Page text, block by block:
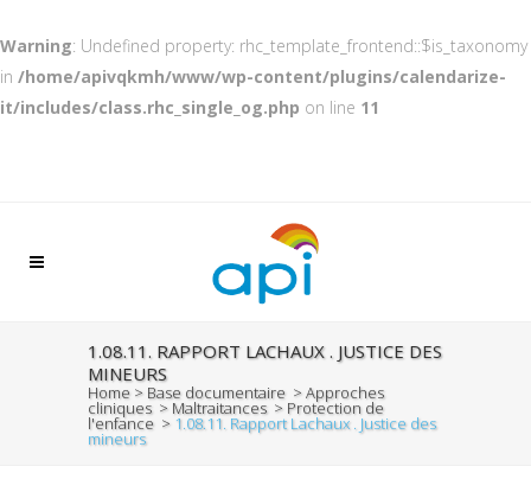
Warning: Undefined property: rhc_template_frontend::$is_taxonomy
in /home/apivqkmh/www/wp-content/plugins/calendarize-
it/includes/class.rhc_single_og.php on line 11
1.08.11. RAPPORT LACHAUX . JUSTICE DES
MINEURS
Home > Base documentaire >Approches
cliniques > Maltraitances > Protection de
l'enfance > 1.08.11. Rapport Lachaux . Justice des
mineurs